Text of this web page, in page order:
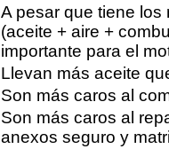
A pesar que tiene los
(aceite + aire +
importante para el
Llevan más aceite
Son más caros al
Son más caros al
anexos seguro y